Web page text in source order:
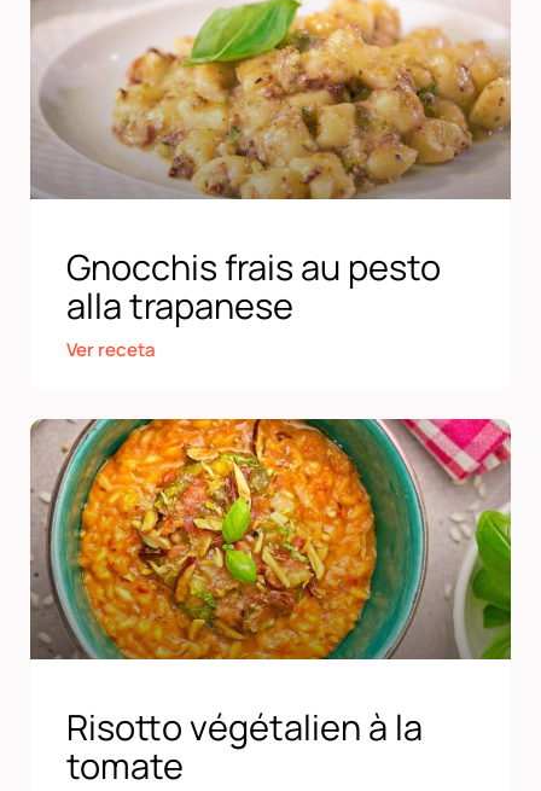
Gnocchis frais au pesto
alla trapanese
Ver receta
Risotto végétalien à la
tomate